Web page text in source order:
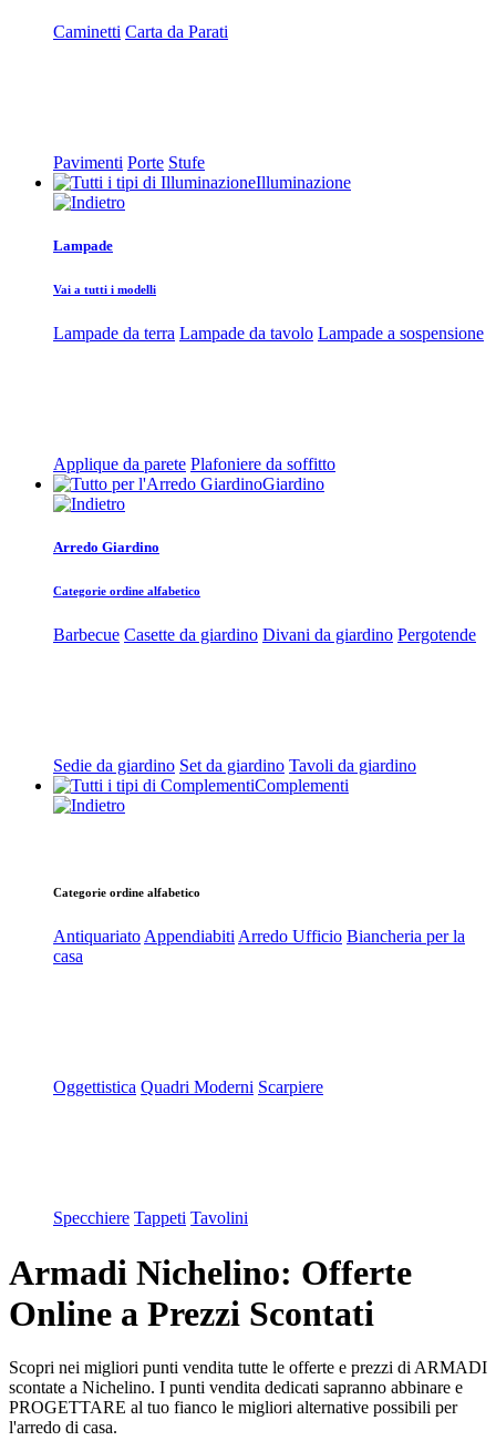
Caminetti Carta da Parati
Pavimenti Porte Stufe
Illuminazione
Lampade
Vai a tutti i modelli
Lampade da terra Lampade da tavolo Lampade a sospensione
Applique da parete Plafoniere da soffitto
Giardino
Arredo Giardino
Categorie ordine alfabetico
Barbecue Casette da giardino Divani da giardino Pergotende
Sedie da giardino Set da giardino Tavoli da giardino
Complementi
Categorie ordine alfabetico
Antiquariato Appendiabiti Arredo Ufficio Biancheria per la
casa
Oggettistica Quadri Moderni Scarpiere
Specchiere Tappeti Tavolini
Armadi Nichelino: Offerte
Online a Prezzi Scontati
Scopri nei migliori punti vendita tutte le offerte e prezzi di ARMADI
scontate a Nichelino. I punti vendita dedicati sapranno abbinare e
PROGETTARE al tuo fianco le migliori alternative possibili per
l'arredo di casa.